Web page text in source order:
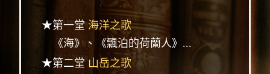
★第一堂海洋之歌
《海》、《飄泊的荷蘭人》...
★第二堂山岳之歌